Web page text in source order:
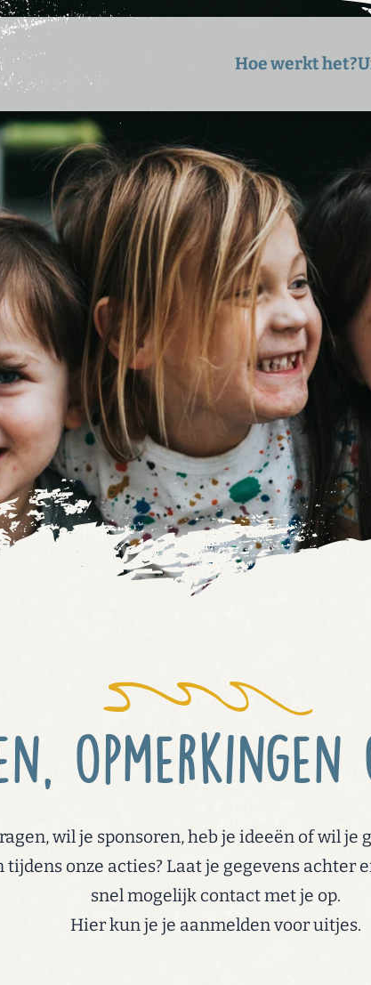
Hoe werkt het?
wil je sponsoren, heb je ideeën of wil je
tijdens onze acties? Laat je gegevens achter
snel mogelijk contact met je op.
Hier kun je je aanmelden voor uitjes.